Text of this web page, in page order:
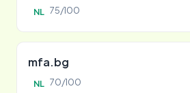
NL 75/100
mfa.bg
NL 70/100